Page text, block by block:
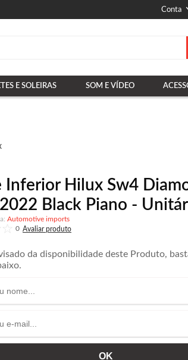
Conta
E SOLEIRAS SOM E VÍDEO
Inferior Hilux Sw4
Black Piano -
Automotive imports
0
da disponibilidade deste Produto,